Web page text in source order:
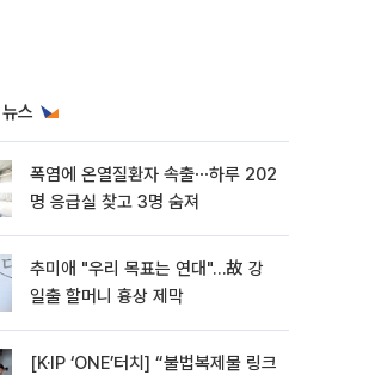
스
폭염에 온열질환자 속출⋯하루 202
명 응급실 찾고 3명 숨져
추미애 "우리 목표는 연대"…故 강
일출 할머니 흉상 제막
[K·IP ‘ONE’터치] “불법복제물 링크